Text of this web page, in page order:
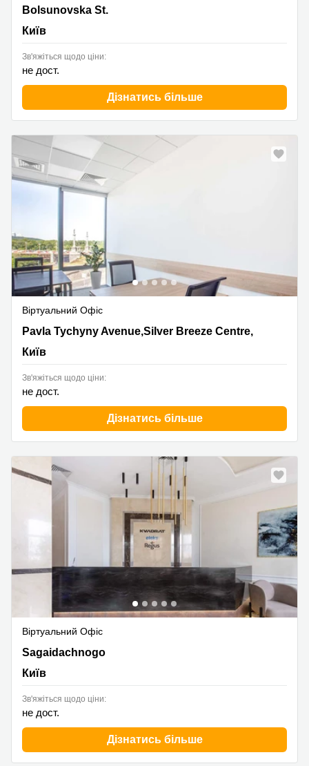
13-15 Bolsunovska St.,IQ Business Centre, 8th Floor,
Bolsunovska St.
Київ
Зв'яжіться щодо ціни:
не дост.
Дізнатись більше
Віртуальний Офіс
1V Pavla Tychyny Avenue,Silver Breeze Centre,4th floor,
Pavla Tychyny Avenue,Silver Breeze Centre,
Київ
Зв'яжіться щодо ціни:
не дост.
Дізнатись більше
Віртуальний Офіс
11 Sagaidachnogo, Київ
Sagaidachnogo
Київ
Зв'яжіться щодо ціни:
не дост.
Дізнатись більше